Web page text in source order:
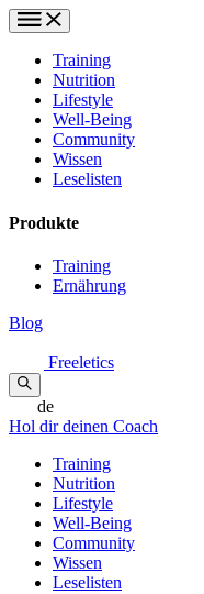
Training
Nutrition
Lifestyle
Well-Being
Community
Wissen
Leselisten
Produkte
Training
Ernährung
Blog
Freeletics
de
Hol dir deinen Coach
Training
Nutrition
Lifestyle
Well-Being
Community
Wissen
Leselisten